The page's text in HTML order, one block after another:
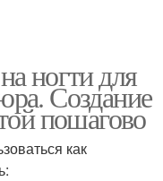
ногти для
Создание
пошагово
как